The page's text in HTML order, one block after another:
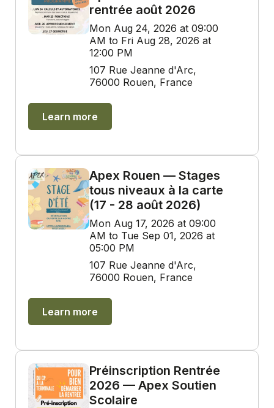
rentrée août 2026
Mon Aug 24, 2026 at 09:00
AM to Fri Aug 28, 2026 at
12:00 PM
107 Rue Jeanne d'Arc,
76000 Rouen, France
Learn more
Apex Rouen — Stages
tous niveaux à la carte
(17 - 28 août 2026)
Mon Aug 17, 2026 at 09:00
AM to Tue Sep 01, 2026 at
05:00 PM
107 Rue Jeanne d'Arc,
76000 Rouen, France
Learn more
Préinscription Rentrée
2026 — Apex Soutien
Scolaire